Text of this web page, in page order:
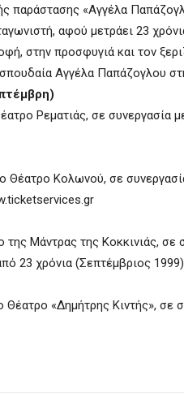
παράστασης «Αγγέλα
αφού μετράει 23
στην προσφυγιά και τον
Αγγέλα Παπάζογλου
Ρεματιάς, σε συνεργασία
Κολωνού, σε
Μάντρας της Κοκκινιάς, σε
23 χρόνια (Σεπτέμβριος
«Δημήτρης Κιντής»,